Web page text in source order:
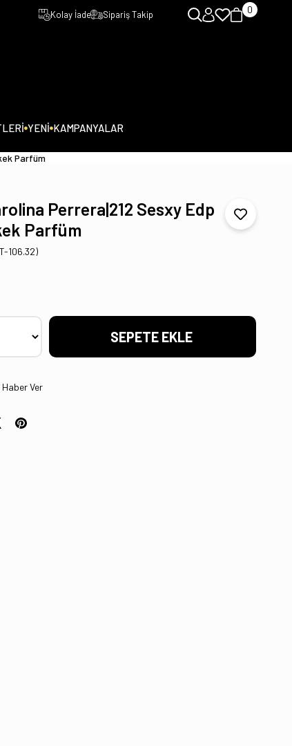
Kolay İade Sipariş Takip 0
YENİ KAMPANYALAR
Parfüm
Perrera|212 Sesxy Edp
Parfüm
106.32)
Ver